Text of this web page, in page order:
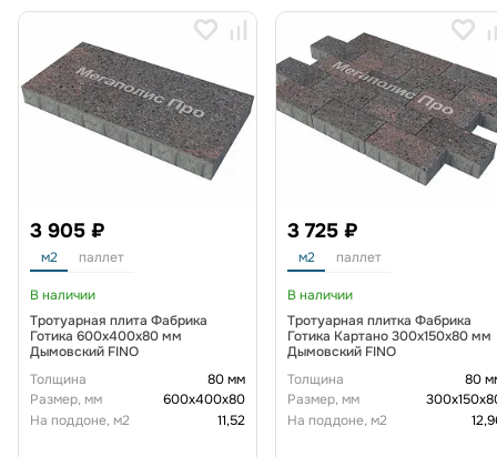
3 905 ₽
м2 паллет
В наличии
Тротуарная плита Фабрика
Готика 600х400х80 мм
Дымовский FINO
Толщина
80 мм
Размер, мм
600х400х80
На поддоне, м2
11,52
3 725 ₽
м2 паллет
В наличии
Тротуарная плитка Фабрика
Готика Картано 300х150х80 мм
Дымовский FINO
Толщина
80
Размер, мм
На поддоне, м2